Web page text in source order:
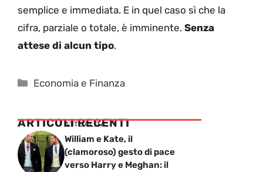
semplice e immediata. E in quel caso sì che la
cifra, parziale o totale, è imminente. Senza
attese di alcun tipo.
Categorie
Economia e Finanza
ARTICOLI RECENTI
ATTUALITÁ
William e Kate, il
(clamoroso) gesto di pace
verso Harry e Meghan: il